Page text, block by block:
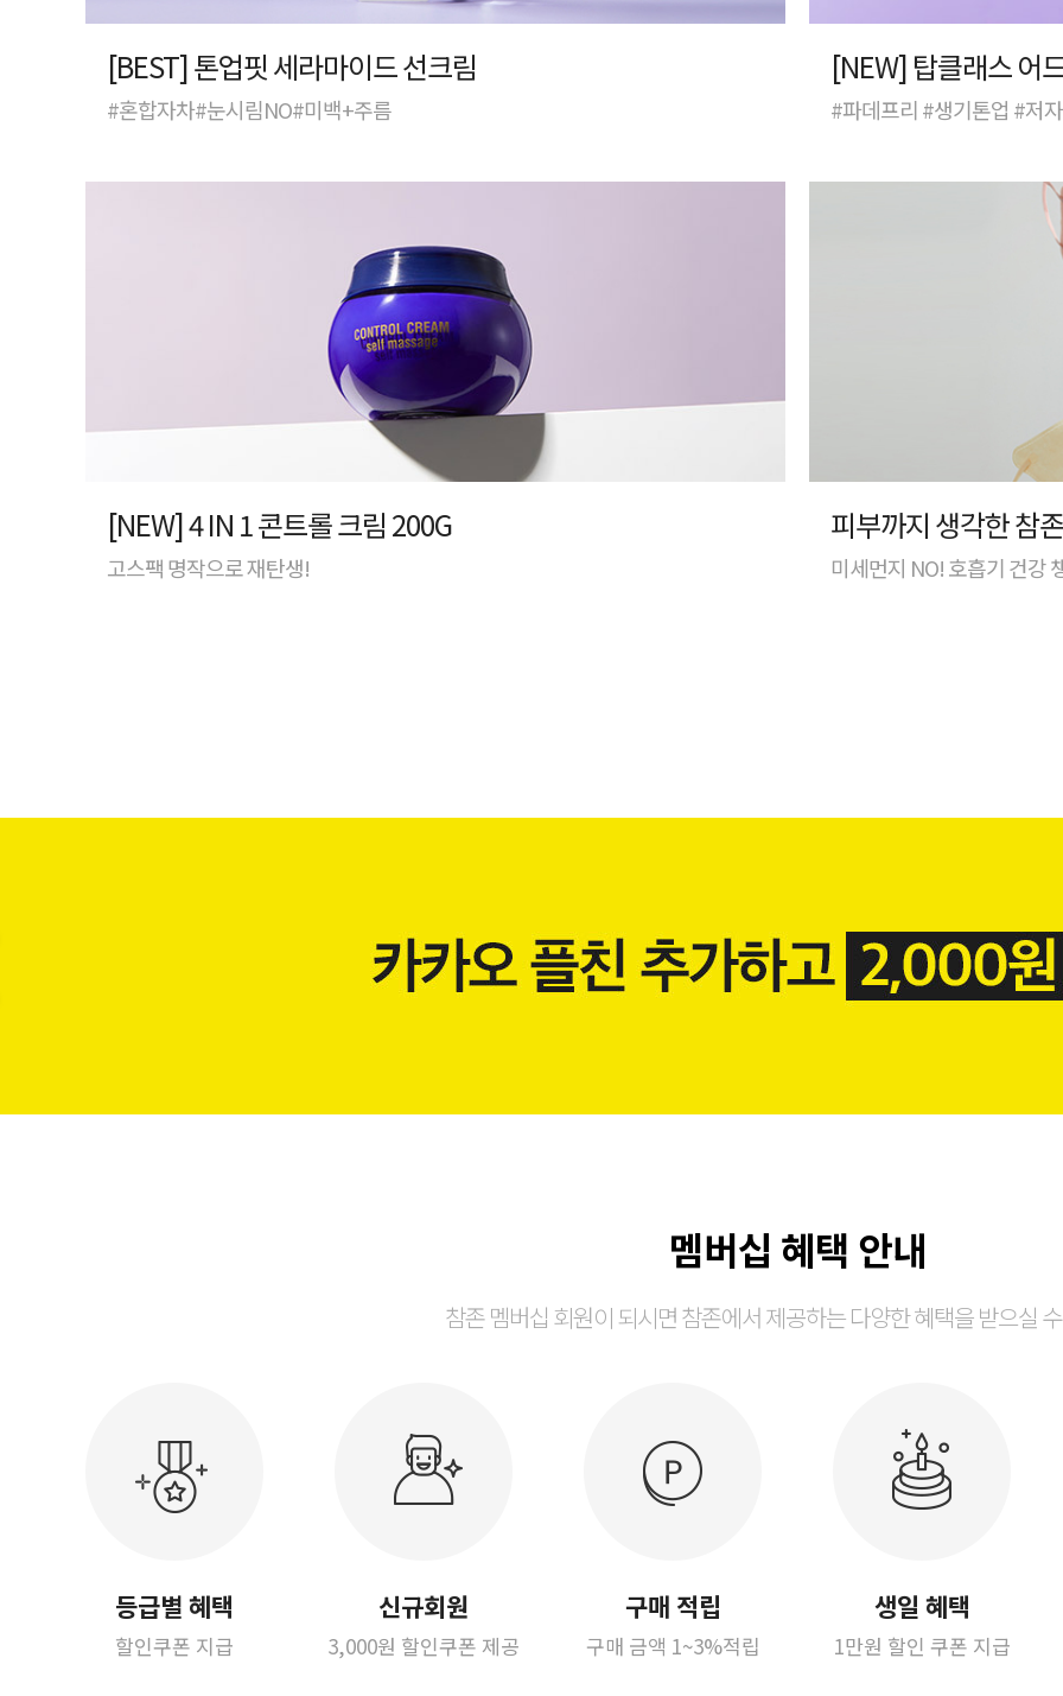
[BEST] 톤업핏 세라마이드 선크림
#혼합자차#눈시림NO#미백+주름
[NEW] 탑클래스 어
#파데프리 #생기톤업 #저
[NEW] 4 IN 1 콘트롤 크림 200G
고스팩 명작으로 재탄생!
피부까지 생각한 참
미세먼지 NO! 호흡기 건강
멤버십 혜택 안내
참존 멤버십 회원이 되시면 참존에서 제공하는 다양한 혜택을 받으실
등급별 혜택
할인쿠폰 지급
신규회원
3,000원 할인쿠폰 제공
구매 적립
구매 금액 1~3%적립
생일 혜택
1만원 할인 쿠폰 지급